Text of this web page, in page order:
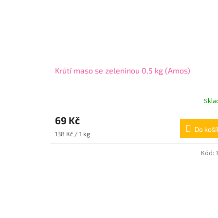
Krůtí maso se zeleninou 0,5 kg (Amos)
69 Kč
Měrná
138 Kč / 1 kg
Do
Kód: